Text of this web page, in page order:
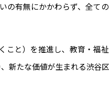
の有無にかかわらず、全て
こと）を推進し、教育・福
新たな価値が生まれる渋谷